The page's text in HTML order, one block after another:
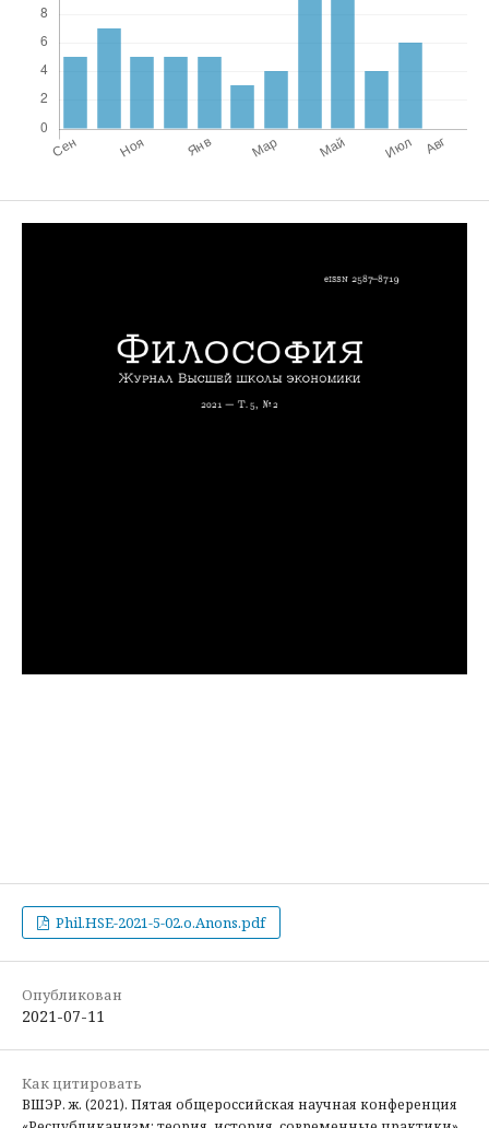
Phil.HSE-2021-5-02.o.Anons.pdf
Опубликован
2021-07-11
Как цитировать
ВШЭР. ж. (2021). Пятая общероссийская научная конференция